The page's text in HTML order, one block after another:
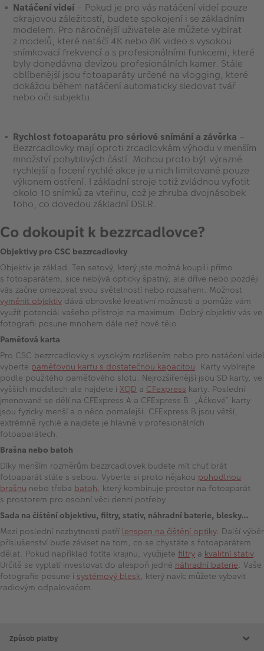
Natáčení videí – Pokud je pro vás natáčení videí pouze
okrajovou záležitostí, budete spokojení i se základním
modelem. Pro náročnější uživatele ale můžete vybírat
z modelů, které natáčí 4K nebo 8K video s vysokou
snímkovací frekvencí a s profesionálními funkcemi, které
byly donedávna devízou profesionálních kamer. Stále
oblíbenější jsou fotoaparáty určené na vlogging, které
dokážou během natáčení automaticky sledovat tvář
nebo oči subjektu.
Rychlost fotoaparátu pro sériové snímání a závěrka –
Bezzrcadlovky mají oproti zrcadlovkám výhodu v menším
množství pohyblivých částí. Mohou proto být výrazně
rychlejší a focení rychlé akce je u nich limitované pouze
výkonem ostření. I základní stroje totiž zvládnou vyfotit
okolo 10 snímků za vteřinu, což je zhruba dvojnásobek
toho, co dovedou základní DSLR.
Co dokoupit k bezzrcadlovce?
Objektivy pro CSC bezzrcadlovky
Objektiv je základ. Ten setový, který jste možná koupili přímo
s fotoaparátem, sice nebývá opticky špatný, ale dříve nebo později
vás začne omezovat svou světelností nebo rozsahem. Možnost
vyměnit objektiv dává obrovské kreativní možnosti a pomůže vám
využít potenciál vašeho přístroje na maximum. Dobrý objektiv vás ve
fotografii posune mnohem dále než nové tělo.
Paměťová karta
Pro CSC bezzrcadlovky s vysokým rozlišením nebo pro natáčení videí
vyberte paměťovou kartu s dostatečnou kapacitou. Karty vybírejte
podle použitého paměťového slotu. Nejrozšířenější jsou SD karty, ve
vyšších modelech ale najdete i XQD a CFexpress karty. Poslední
jmenované se dělí na CFExpress A a CFExpress B. „Áčkové“ karty
jsou fyzicky menší a o něco pomalejší. CFExpress B jsou větší,
extrémně rychlé a najdete je hlavně v profesionálních
fotoaparátech.
Brašna nebo batoh
Díky menším rozměrům bezzrcadlovek budete mít chuť brát
fotoaparát stále s sebou. Vyberte si proto nějakou pohodlnou
brašnu nebo třeba batoh, který kombinuje prostor na fotoaparát
s prostorem pro osobní věci denní potřeby.
Sada na čištění objektivu, filtry, stativ, náhradní baterie, blesky…
Mezi poslední nezbytnosti patří lenspen na čištění optiky. Další výběr
příslušenství bude záviset na tom, co se chystáte s fotoaparátem
dělat. Pokud například fotíte krajinu, využijete filtry a kvalitní stativ.
Určitě se vyplatí investovat do alespoň jedné náhradní baterie. Vaše
fotografie posune i systémový blesk, který navíc můžete vybavit
radiovým odpalovačem.
Způsob platby